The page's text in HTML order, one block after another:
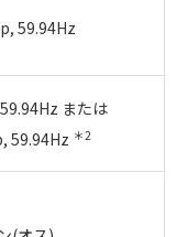
59.94Hz
または
＊2